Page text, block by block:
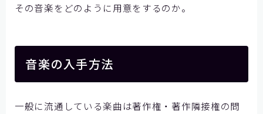
その音楽をどのように用意をするのか。
音楽の入手方法
一般に流通している楽曲は著作権・著作隣接権の問